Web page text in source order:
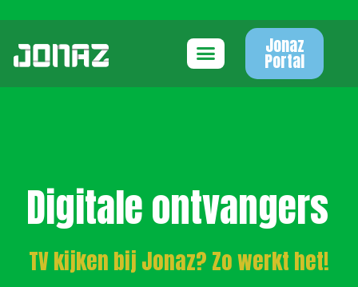
Jonaz
Portal
Digitale ontvangers
TV kijken bij Jonaz? Zo werkt het!